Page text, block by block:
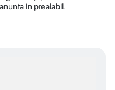
in prealabil.